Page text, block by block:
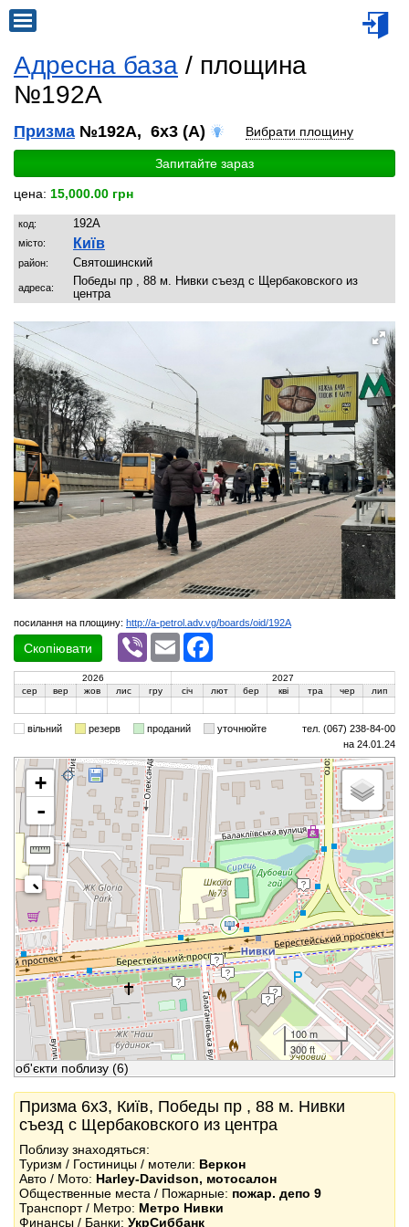
Адресна база / площина
№192A
Призма №192A, 6x3 (A) Вибрати площину
Запитайте зараз
цена: 15,000.00 грн
код: 192A
місто: Київ
район: Святoшинский
адреса:
Победы пр , 88 м. Нивки съезд с Щербаковского из
центра
посилання на площину: http://a-petrol.adv.vg/boards/oid/192A
Скопіювати
Viber Email
2026
2027
сер
вер жов лис гру січ лют бер кві тра чер лип
вільний резерв проданий уточнюйте
тел. (067) 238-84-00
на 24.01.24
+
-
100 m
300 ft
об'єкти поблизу (6)
Призма 6x3, Київ, Победы пр , 88 м. Нивки
съезд с Щербаковского из центра
Поблизу знаходяться:
Туризм / Гостиницы / мотели: Веркон
Авто / Мото: Harley-Davidson, мотосалон
Общественные места / Пожарные: пожар. депо 9
Транспорт / Метро: Метро Нивки
Финансы / Банки: УкрСиббанк